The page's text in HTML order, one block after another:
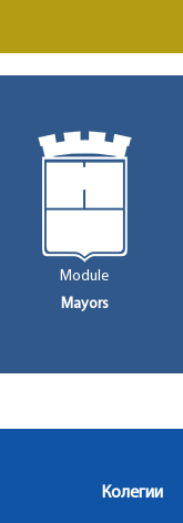
Module
Mayors
Колегии